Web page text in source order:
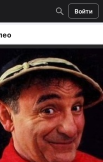
Войти